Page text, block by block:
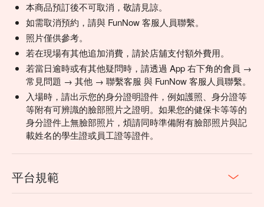
本商品預訂後不可取消，敬請見諒。
如需取消預約，請與 FunNow 客服人員聯繫。
照片僅供參考。
若在現場有其他追加消費，請於店舖支付額外費用。
若當日逾時或有其他疑問時，請透過 App 右下角的會員 →
常見問題 → 其他 → 聯繫客服 與 FunNow 客服人員聯繫。
入場時，請出示您的身分證明證件，例如護照、身分證等
等附有可辨識的臉部照片之證明。如果您的健保卡等等的
身分證件上無臉部照片，煩請同時準備附有臉部照片與記
載姓名的學生證或員工證等證件。
平台規範